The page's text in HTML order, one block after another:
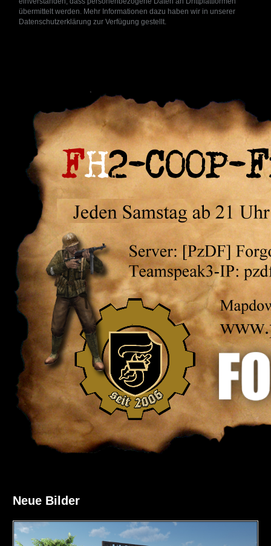
übermittelt werden. Mehr Informationen dazu haben wir in unserer
Datenschutzerklärung zur Verfügung gestellt.
Neue Bilder